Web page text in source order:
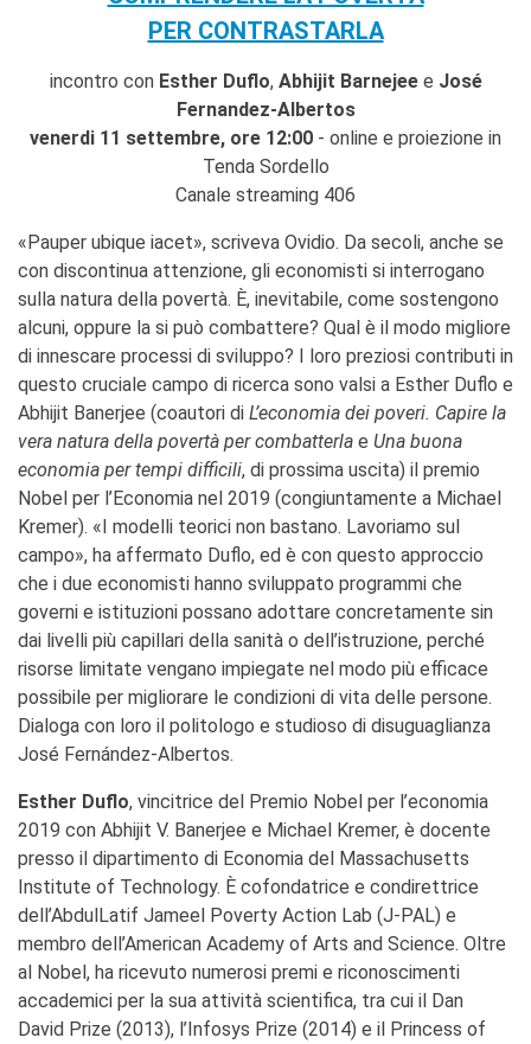
PER CONTRASTARLA
incontro con Esther Duflo, Abhijit Barnejeee José
Fernandez-Albertos
venerdi 11 settembre, ore 12:00 - online e proiezione in
Tenda Sordello
Canale streaming 406
«Pauper ubique iacet», scriveva Ovidio. Da secoli, anche se
con discontinua attenzione, gli economisti si interrogano
sulla natura della povertà. È, inevitabile, come sostengono
alcuni, oppure la si può combattere? Qual è il modo migliore
di innescare processi di sviluppo? I loro preziosi contributi in
questo cruciale campo di ricerca sono valsi a Esther Duflo e
Abhijit Banerjee (coautori di L’economia dei poveri. Capire la
vera natura della povertà per combatterla e Una buona
economia per tempi difficili, di prossima uscita) il premio
Nobel per l’Economia nel 2019 (congiuntamente a Michael
Kremer). «I modelli teorici non bastano. Lavoriamo sul
campo», ha affermato Duflo, ed è con questo approccio
che i due economisti hanno sviluppato programmi che
governi e istituzioni possano adottare concretamente sin
dai livelli più capillari della sanità o dell’istruzione, perché
risorse limitate vengano impiegate nel modo più efficace
possibile per migliorare le condizioni di vita delle persone.
Dialoga con loro il politologo e studioso di disuguaglianza
José Fernández-Albertos.
Esther Duflo, vincitrice del Premio Nobel per l’economia
2019 con Abhijit V. Banerjee e Michael Kremer, è docente
presso il dipartimento di Economia del Massachusetts
Institute of Technology. È cofondatrice e condirettrice
dell’AbdulLatif Jameel Poverty Action Lab (J-PAL) e
membro dell’American Academy of Arts and Science. Oltre
al Nobel, ha ricevuto numerosi premi e riconoscimenti
accademici per la sua attività scientifica, tra cui il Dan
David Prize (2013), l’Infosys Prize (2014) e il Princess of